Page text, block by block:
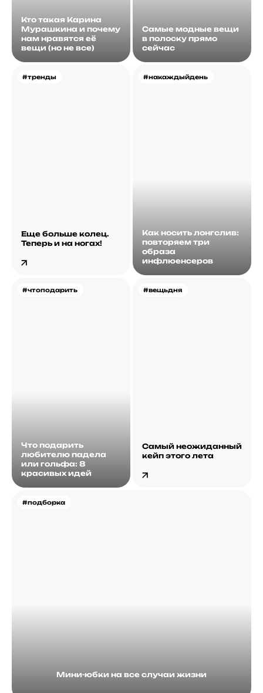
Кто такая Карина
Мурашкина и почему
нам нравятся её
вещи (но не все)
Самые модные вещи
в полоску прямо
сейчас
#тренды
Еще больше колец.
Теперь и на ногах!
#накаждыйдень
Как носить лонгслив:
повторяем три
образа
инфлюенсеров
#чтоподарить
Что подарить
любителю падела
или гольфа: 8
красивых идей
#подборка
Мини-юбки на все случаи жизни
#вещьдня
Самый неожиданный
кейп этого лета